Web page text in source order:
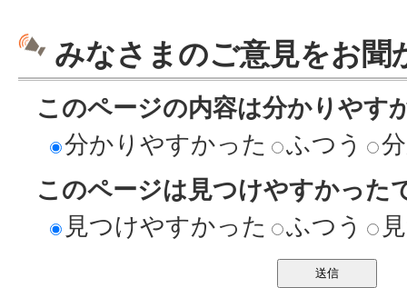
みなさまのご意見をお聞
このページの内容は分かりやす
分かりやすかった
ふつう
このページは見つけやすかった
見つけやすかった
ふつう